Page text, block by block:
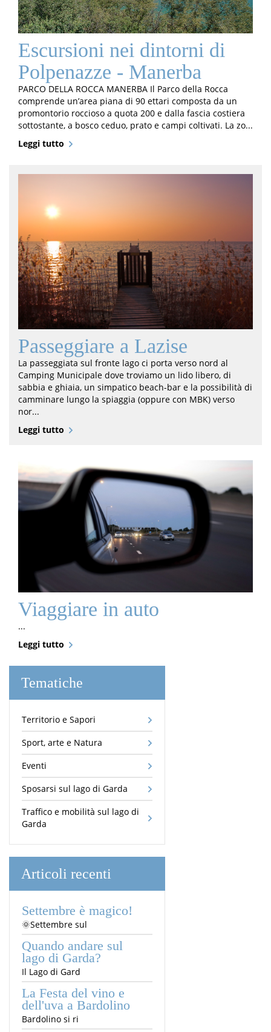
Escursioni nei dintorni di
Polpenazze - Manerba
PARCO DELLA ROCCA MANERBA Il Parco della Rocca
comprende un’area piana di 90 ettari composta da un
promontorio roccioso a quota 200 e dalla fascia costiera
sottostante, a bosco ceduo, prato e campi coltivati. La zo...
Leggi tutto
Passeggiare a Lazise
La passeggiata sul fronte lago ci porta verso nord al
Camping Municipale dove troviamo un lido libero, di
sabbia e ghiaia, un simpatico beach-bar e la possibilità di
camminare lungo la spiaggia (oppure con MBK) verso
nor...
Leggi tutto
Viaggiare in auto
...
Leggi tutto
Tematiche
Territorio e Sapori
Sport, arte e Natura
Eventi
Sposarsi sul lago di Garda
Traffico e mobilità sul lago di
Garda
Articoli recenti
Settembre è magico!
🌞Settembre sul
Quando andare sul
lago di Garda?
Il Lago di Gard
La Festa del vino e
dell'uva a Bardolino
Bardolino si ri